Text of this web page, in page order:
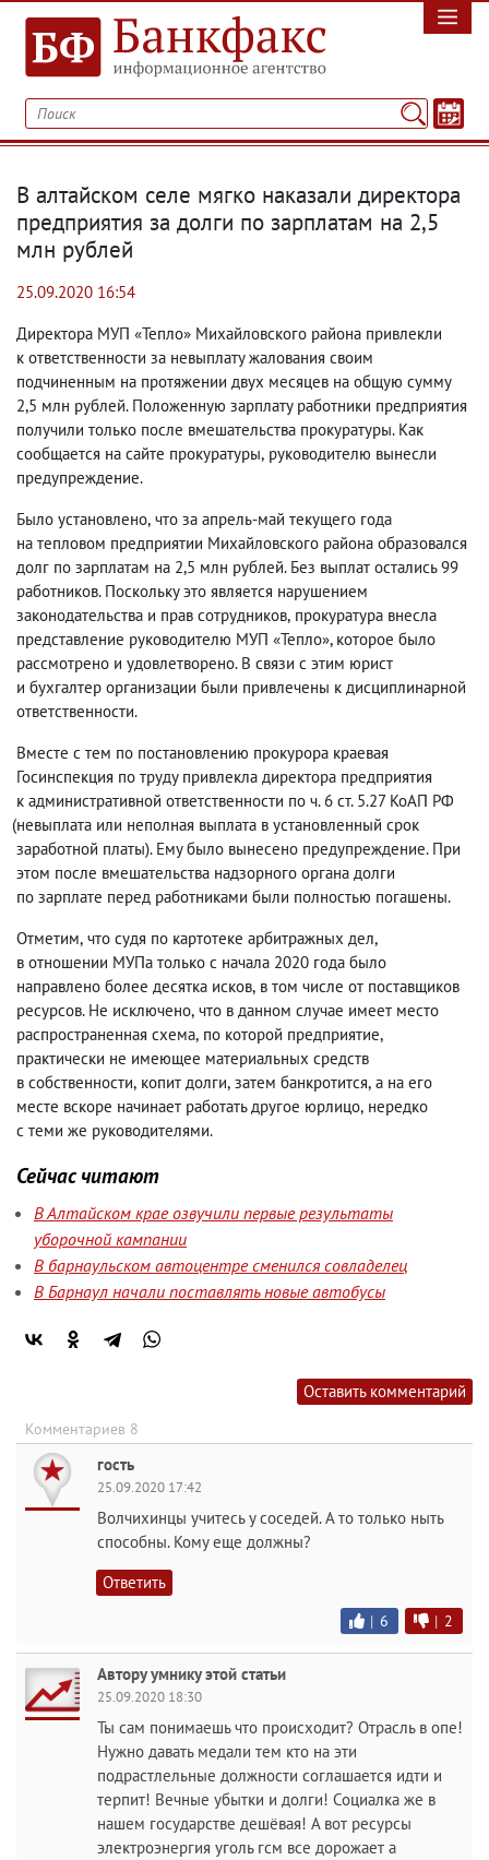
В алтайском селе мягко наказали директора
предприятия за долги по зарплатам на 2,5
млн рублей
25.09.2020 16:54
Директора МУП «Тепло» Михайловского района привлекли
к ответственности за невыплату жалования своим
подчиненным на протяжении двух месяцев на общую сумму
2,5 млн рублей. Положенную зарплату работники предприятия
получили только после вмешательства прокуратуры. Как
сообщается на сайте прокуратуры, руководителю вынесли
предупреждение.
Было установлено, что за апрель-май текущего года
на тепловом предприятии Михайловского района образовался
долг по зарплатам на 2,5 млн рублей. Без выплат остались 99
работников. Поскольку это является нарушением
законодательства и прав сотрудников, прокуратура внесла
представление руководителю МУП «Тепло», которое было
рассмотрено и удовлетворено. В связи с этим юрист
и бухгалтер организации были привлечены к дисциплинарной
ответственности.
Вместе с тем по постановлению прокурора краевая
Госинспекция по труду привлекла директора предприятия
к административной ответственности по ч. 6 ст. 5.27 КоАП РФ
(невыплата или неполная выплата в установленный срок
заработной платы). Ему было вынесено предупреждение. При
этом после вмешательства надзорного органа долги
по зарплате перед работниками были полностью погашены.
Отметим, что судя по картотеке арбитражных дел,
в отношении МУПа только с начала 2020 года было
направлено более десятка исков, в том числе от поставщиков
ресурсов. Не исключено, что в данном случае имеет место
распространенная схема, по которой предприятие,
практически не имеющее материальных средств
в собственности, копит долги, затем банкротится, а на его
месте вскоре начинает работать другое юрлицо, нередко
с теми же руководителями.
Сейчас читают
В Алтайском крае озвучили первые результаты
уборочной кампании
В барнаульском автоцентре сменился совладелец
В Барнаул начали поставлять новые автобусы
Оставить комментарий
Комментариев 8
гость
25.09.2020 17:42
Волчихинцы учитесь у соседей. А то только ныть
способны. Кому еще должны?
Ответить
| 6 | 2
Автору умнику этой статьи
25.09.2020 18:30
Ты сам понимаешь что происходит? Отрасль в опе!
Нужно давать медали тем кто на эти
подрастлельные должности соглашается идти и
терпит! Вечные убытки и долги! Социалка же в
нашем государстве дешёвая! А вот ресурсы
электроэнергия уголь гсм все дорожает а